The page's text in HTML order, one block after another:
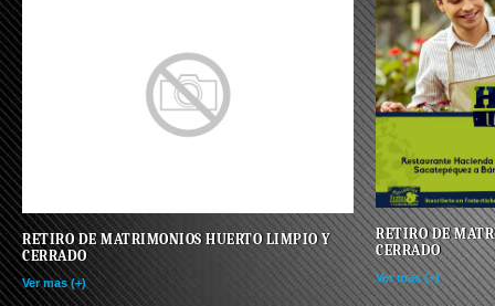
RETIRO DE MATRIMONIOS HUERTO LIMPIO Y
CERRADO
Ver mas (+)
RETIRO DE
CERRADO
Ver mas (+)